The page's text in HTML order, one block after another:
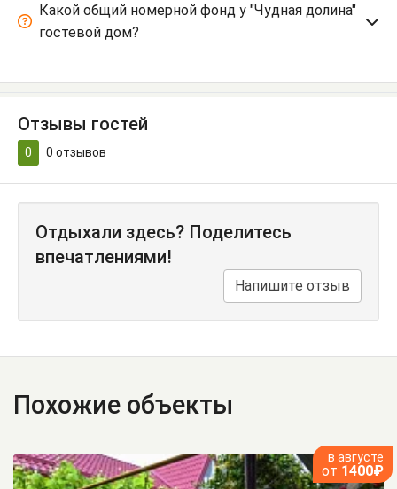
Какой общий номерной фонд у "Чудная долина"
гостевой дом?
Отзывы гостей
0 0 отзывов
Отдыхали здесь? Поделитесь
впечатлениями!
Напишите отзыв
Похожие объекты
в августе
от 1400₽